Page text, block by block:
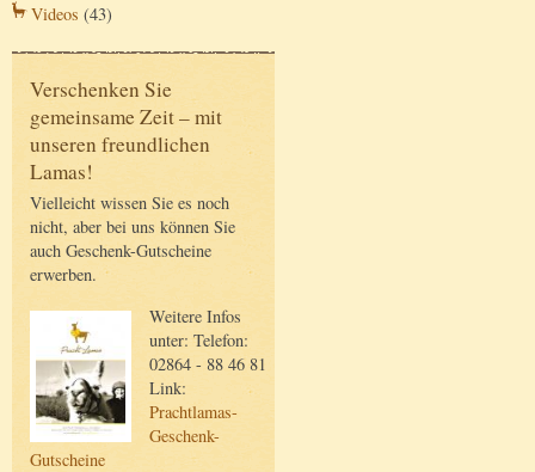
Videos (43)
Verschenken Sie
gemeinsame Zeit – mit
unseren freundlichen
Lamas!
Vielleicht wissen Sie es noch
nicht, aber bei uns können Sie
auch Geschenk-Gutscheine
erwerben.
Weitere Infos
unter: Telefon:
02864 - 88 46 81
Link:
Prachtlamas-
Geschenk-
Gutscheine